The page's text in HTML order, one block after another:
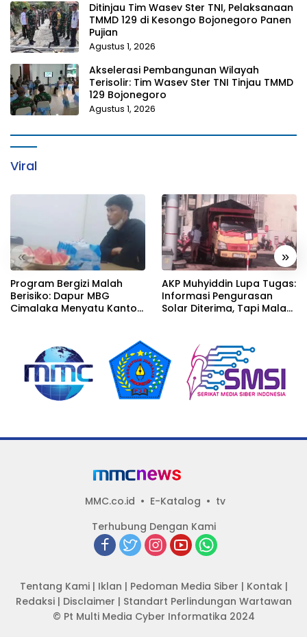
Ditinjau Tim Wasev Ster TNI, Pelaksanaan
TMMD 129 di Kesongo Bojonegoro Panen
Pujian
Agustus 1, 2026
Akselerasi Pembangunan Wilayah
Terisolir: Tim Wasev Ster TNI Tinjau TMMD
129 Bojonegoro
Agustus 1, 2026
Viral
« »
Program Bergizi Malah
Berisiko: Dapur MBG
Cimalaka Menyatu Kantor
AKP Muhyiddin Lupa Tugas:
Informasi Pengurasan
Solar Diterima, Tapi Malah
MMC.co.id E-Katalog
tv
Terhubung Dengan Kami
Tentang Kami| Iklan | Pedoman Media Siber | Kontak|
Redaksi| Disclaimer | Standart Perlindungan Wartawan
© Pt Multi Media Cyber Informatika 2024